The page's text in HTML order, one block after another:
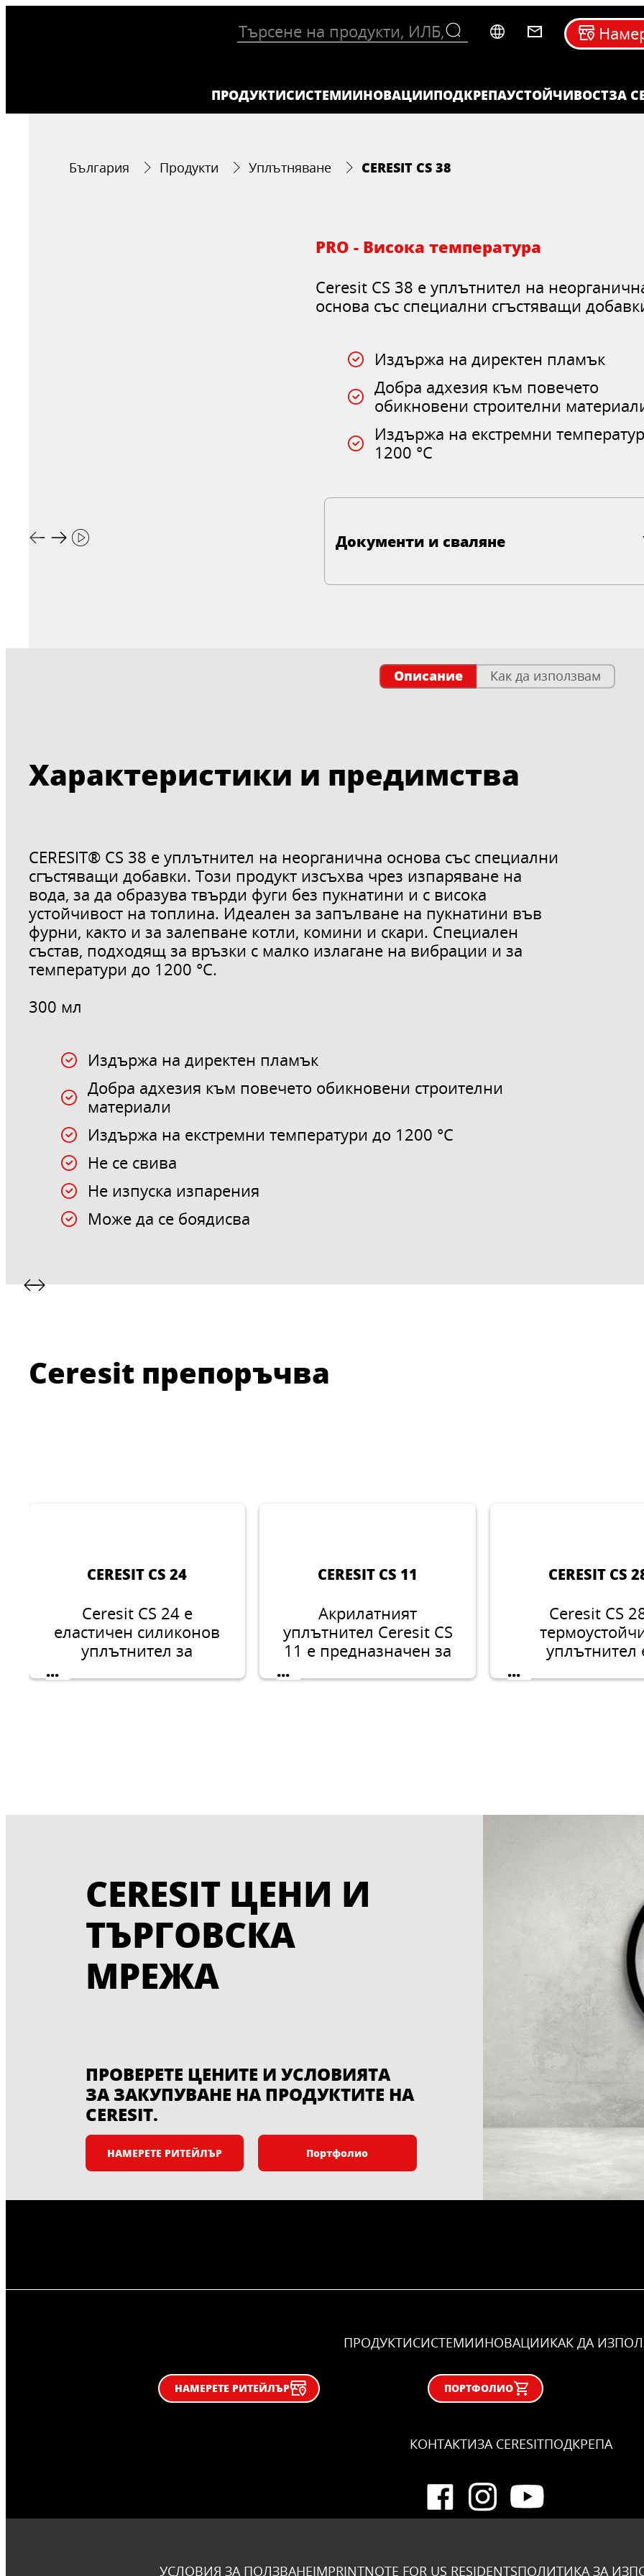
ПРОДУКТИСИСТЕМИИНОВАЦИИПОДКРЕПАУСТОЙЧИВОСТЗА
България Продукти Уплътняване CERESIT CS 38
PRO - Висока температура
Ceresit CS 38 е уплътнител на
основа със специални сгъстяващи
Издържа на директен пламък
Добра адхезия към повечето
обикновени строителни
Издържа на екстремни
1200 °C
Документи и сваляне
Описание Как да използвам
Характеристики и предимства
CERESIT® CS 38 е уплътнител на неорганична основа със специални
сгъстяващи добавки. Този продукт изсъхва чрез изпаряване на
вода, за да образува твърди фуги без пукнатини и с висока
устойчивост на топлина. Идеален за запълване на пукнатини във
фурни, както и за залепване котли, комини и скари. Специален
състав, подходящ за връзки с малко излагане на вибрации и за
температури до 1200 °C.
300 мл
Издържа на директен пламък
Добра адхезия към повечето обикновени строителни
материали
Издържа на екстремни температури до 1200 °C
Не се свива
Не изпуска изпарения
Може да се боядисва
Ceresit препоръчва
CERESIT CS 24
Ceresit CS 24 е
еластичен силиконов
уплътнител за
универсална употреба
на открито и закрито.
...
CERESIT CS 11
Акрилатният
уплътнител Ceresit CS
11 е предназначен за
пукнатини и
...
CERESIT CS
Ceresit CS
уплътнител
еластичен
...
CERESIT ЦЕНИ И
ТЪРГОВСКА
МРЕЖА
ПРОВЕРЕТЕ ЦЕНИТЕ И УСЛОВИЯТА
ЗА ЗАКУПУВАНЕ НА ПРОДУКТИТЕ НА
CERESIT.
НАМЕРЕТЕ РИТЕЙЛЪР Портфолио
ПРОДУКТИСИСТЕМИИНОВАЦИИКАК ДА
НАМЕРЕТЕ РИТЕЙЛЪР ПОРТФОЛИО
КОНТАКТИЗА CERESITПОДКРЕПА
УСЛОВИЯ ЗА ПОЛЗВАНЕIMPRINTNOTE FOR US RESIDENTSПОЛИТИКА ЗА